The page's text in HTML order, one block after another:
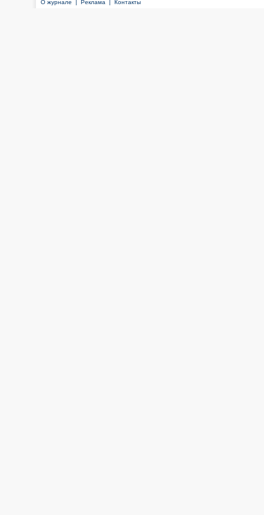
О журнале | Реклама | Контакты